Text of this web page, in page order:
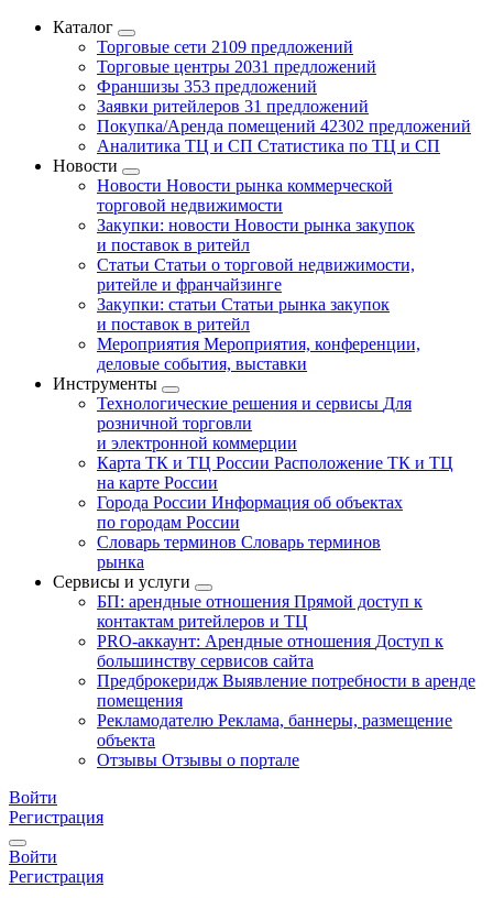
Каталог
Торговые сети 2109 предложений
Торговые центры 2031 предложений
Франшизы 353 предложений
Заявки ритейлеров 31 предложений
Покупка/Аренда помещений 42302 предложений
Аналитика ТЦ и СП Статистика по ТЦ и СП
Новости
Новости Новости рынка коммерческой
торговой недвижимости
Закупки: новости Новости рынка закупок
и поставок в ритейл
Статьи Статьи о торговой недвижимости,
ритейле и франчайзинге
Закупки: статьи Статьи рынка закупок
и поставок в ритейл
Мероприятия Мероприятия, конференции,
деловые события, выставки
Инструменты
Технологические решения и сервисы Для
розничной торговли
и электронной коммерции
Карта ТК и ТЦ России Расположение ТК и ТЦ
на карте России
Города России Информация об объектах
по городам России
Словарь терминов Словарь терминов
рынка
Сервисы и услуги
БП: арендные отношения Прямой доступ к
контактам ритейлеров и ТЦ
PRO-аккаунт: Арендные отношения Доступ к
большинству сервисов сайта
Предброкеридж Выявление потребности в аренде
помещения
Рекламодателю Реклама, баннеры, размещение
объекта
Отзывы Отзывы о портале
Войти
Регистрация
Войти
Регистрация